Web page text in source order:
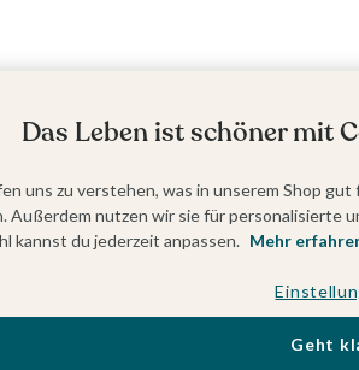
Das Leben ist schöner mit
uns zu verstehen, was in unserem Shop
Außerdem nutzen wir sie für personalisierte
kannst du jederzeit anpassen. Mehr
Geht